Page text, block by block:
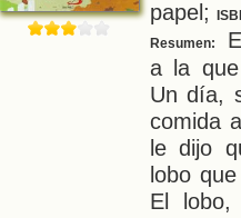
papel;
Resumen:
a la que
Un día,
comida
le dijo
lobo
El lobo,